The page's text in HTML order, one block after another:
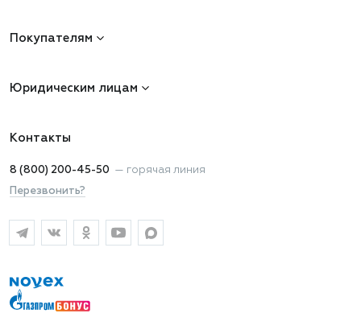
Покупателям
Юридическим лицам
Контакты
8 (800) 200-45-50 — горячая линия
Перезвонить?